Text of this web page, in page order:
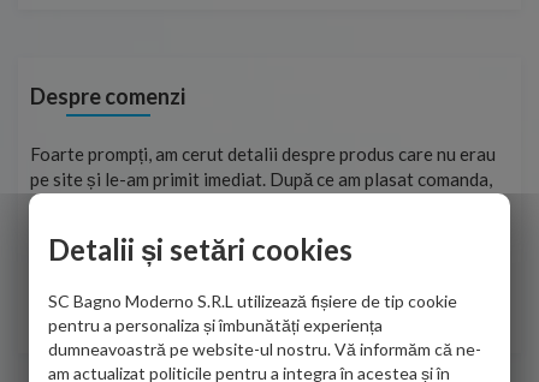
Despre comenzi
Foarte prompți, am cerut detalii despre produs care nu erau
pe site și le-am primit imediat. După ce am plasat comanda,
aceasta a ajuns foarte repede. Mulțumesc!
Cristina Opre - 10.07.2026
Detalii și setări cookies
SC Bagno Moderno S.R.L utilizează fișiere de tip cookie
pentru a personaliza și îmbunătăți experiența
dumneavoastră pe website-ul nostru. Vă informăm că ne-
am actualizat politicile pentru a integra în acestea și în